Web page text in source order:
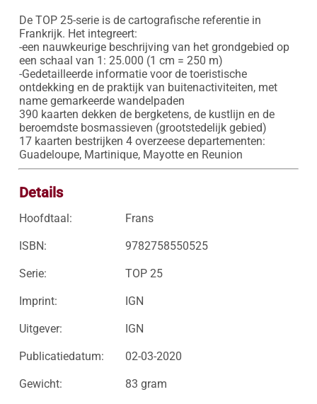
De TOP 25-serie is de cartografische referentie in
Frankrijk. Het integreert:
-een nauwkeurige beschrijving van het grondgebied op
een schaal van 1: 25.000 (1 cm = 250 m)
-Gedetailleerde informatie voor de toeristische
ontdekking en de praktijk van buitenactiviteiten, met
name gemarkeerde wandelpaden
390 kaarten dekken de bergketens, de kustlijn en de
beroemdste bosmassieven (grootstedelijk gebied)
17 kaarten bestrijken 4 overzeese departementen:
Guadeloupe, Martinique, Mayotte en Reunion
Details
Hoofdtaal: Frans
ISBN: 9782758550525
Serie: TOP 25
Imprint: IGN
Uitgever: IGN
Publicatiedatum: 02-03-2020
Gewicht: 83 gram